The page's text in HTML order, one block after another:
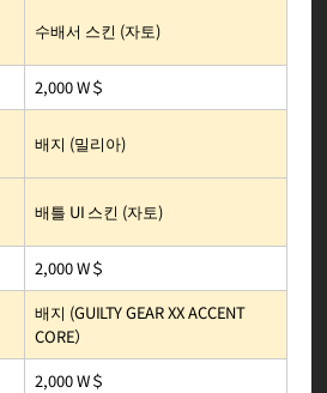
수배서 스킨 (자토)
2,000 W＄
배지 (밀리아)
배틀 UI 스킨 (자토)
2,000 W＄
배지 (GUILTY GEAR XX ACCENT
CORE）
2,000 W＄